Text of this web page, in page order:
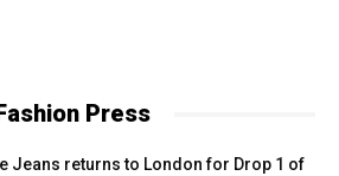
Press
Jeans returns to London for Drop 1 of